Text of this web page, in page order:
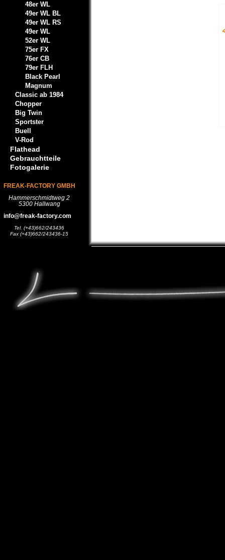
48er WL
49er WL BL
49er WL RS
49er WL
52er WL
75er FX
76er CB
79er FLH
Black Pearl
Magnum
Classic ab 1984
Chopper
Big Twin
Sportster
Buell
V-Rod
Flathead
Gebrauchtteile
Fotogalerie
FREAK-FACTORY GMBH
Hammerschmidtweg 2
5300 Hallwang
info@freak-factory.com
Tel. (+43)662/243436
Fax (+43)662/243436-15